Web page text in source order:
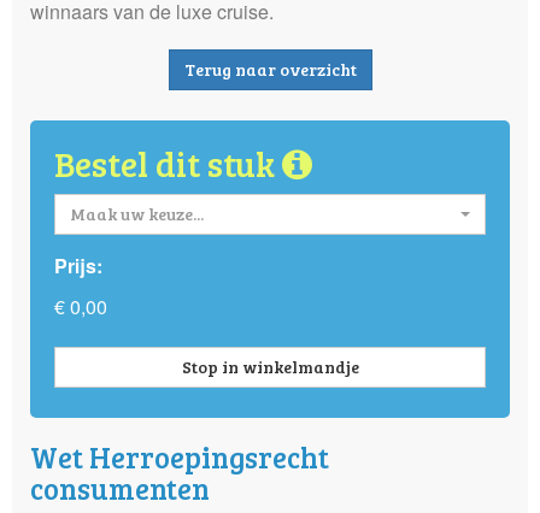
winnaars van de luxe cruise.
Terug naar overzicht
Bestel dit stuk
Maak uw keuze...
Prijs:
€ 0,00
Stop in winkelmandje
Wet Herroepingsrecht
consumenten